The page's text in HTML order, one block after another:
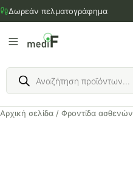
Μετάβαση
στο
περιεχόμενο
Δωρεάν πελματογράφημα
Products
search
Αρχική σελίδα / Φροντίδα ασθενών